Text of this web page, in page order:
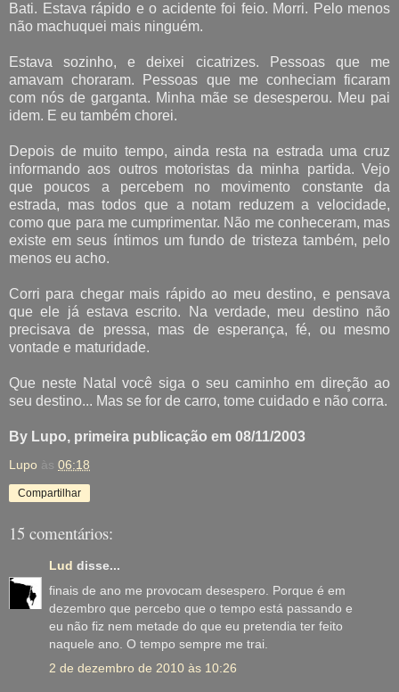
Bati. Estava rápido e o acidente foi feio. Morri. Pelo menos
não machuquei mais ninguém.
Estava sozinho, e deixei cicatrizes. Pessoas que me
amavam choraram. Pessoas que me conheciam ficaram
com nós de garganta. Minha mãe se desesperou. Meu pai
idem. E eu também chorei.
Depois de muito tempo, ainda resta na estrada uma cruz
informando aos outros motoristas da minha partida. Vejo
que poucos a percebem no movimento constante da
estrada, mas todos que a notam reduzem a velocidade,
como que para me cumprimentar. Não me conheceram, mas
existe em seus íntimos um fundo de tristeza também, pelo
menos eu acho.
Corri para chegar mais rápido ao meu destino, e pensava
que ele já estava escrito. Na verdade, meu destino não
precisava de pressa, mas de esperança, fé, ou mesmo
vontade e maturidade.
Que neste Natal você siga o seu caminho em direção ao
seu destino... Mas se for de carro, tome cuidado e não corra.
By Lupo, primeira publicação em 08/11/2003
Lupo às 06:18
Compartilhar
15 comentários:
Lud disse...
finais de ano me provocam desespero. Porque é em
dezembro que percebo que o tempo está passando e
eu não fiz nem metade do que eu pretendia ter feito
naquele ano. O tempo sempre me trai.
2 de dezembro de 2010 às 10:26